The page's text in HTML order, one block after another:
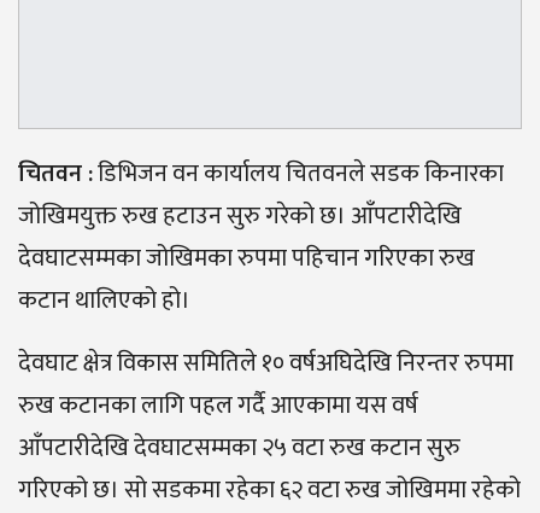
चितवन :डिभिजन वन कार्यालय चितवनले सडक किनारका
जोखिमयुक्त रुख हटाउन सुरु गरेको छ। आँपटारीदेखि
देवघाटसम्मका जोखिमका रुपमा पहिचान गरिएका रुख
कटान थालिएको हो।
देवघाट क्षेत्र विकास समितिले १० वर्षअघिदेखि निरन्तर रुपमा
रुख कटानका लागि पहल गर्दै आएकामा यस वर्ष
आँपटारीदेखि देवघाटसम्मका २५ वटा रुख कटान सुरु
गरिएको छ। सो सडकमा रहेका ६२ वटा रुख जोखिममा रहेको